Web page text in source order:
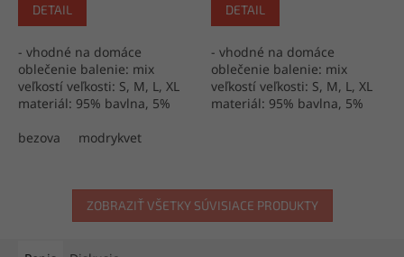
DETAIL
- vhodné na domáce
oblečenie balenie: mix
veľkostí veľkosti: S, M, L, XL
materiál: 95% bavlna, 5%
bezova
modrykvet
DETAIL
- vhodné na domáce
oblečenie balenie: mix
veľkostí veľkosti: S, M, L, XL
materiál: 95% bavlna, 5%
ZOBRAZIŤ VŠETKY SÚVISIACE PRODUKTY